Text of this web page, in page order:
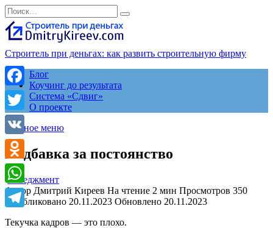
Перейти
к
содержанию
Search
for:
Строитель при деньгах: как развить строительную фирму
Блог
Коучинг до результата
Система «Сдвиг»
О проекте
Главное меню
Надбавка за постоянство
менеджмент
Автор Дмитрий Киреев На чтение 2 мин Просмотров 350
Опубликовано 20.11.2023 Обновлено 20.11.2023
Текучка кадров — это плохо.
Facebook
Twitter
VK
Odnoklassniki
WhatsApp
Telegram